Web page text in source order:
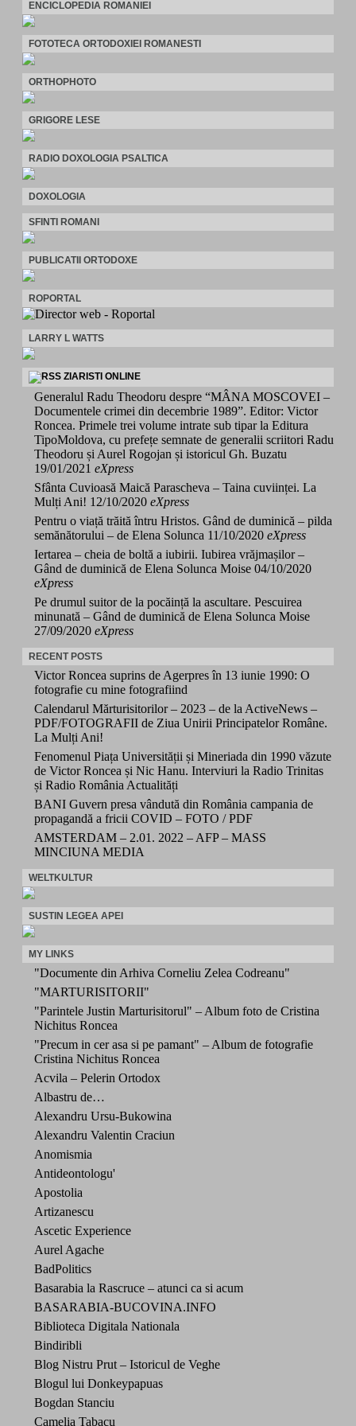
ENCICLOPEDIA ROMANIEI
FOTOTECA ORTODOXIEI ROMANESTI
ORTHOPHOTO
GRIGORE LESE
RADIO DOXOLOGIA PSALTICA
DOXOLOGIA
SFINTI ROMANI
PUBLICATII ORTODOXE
ROPORTAL
LARRY L WATTS
ZIARISTI ONLINE
Generalul Radu Theodoru despre “MÂNA MOSCOVEI –
Documentele crimei din decembrie 1989”. Editor: Victor
Roncea. Primele trei volume intrate sub tipar la Editura
TipoMoldova, cu prefețe semnate de generalii scriitori Radu
Theodoru și Aurel Rogojan și istoricul Gh. Buzatu
19/01/2021 eXpress
Sfânta Cuvioasă Maică Parascheva – Taina cuviinței. La
Mulți Ani! 12/10/2020 eXpress
Pentru o viață trăită întru Hristos. Gând de duminică – pilda
semănătorului – de Elena Solunca 11/10/2020 eXpress
Iertarea – cheia de boltă a iubirii. Iubirea vrăjmașilor –
Gând de duminică de Elena Solunca Moise 04/10/2020
eXpress
Pe drumul suitor de la pocăință la ascultare. Pescuirea
minunată – Gând de duminică de Elena Solunca Moise
27/09/2020 eXpress
RECENT POSTS
Victor Roncea suprins de Agerpres în 13 iunie 1990: O
fotografie cu mine fotografiind
Calendarul Mărturisitorilor – 2023 – de la ActiveNews –
PDF/FOTOGRAFII de Ziua Unirii Principatelor Române.
La Mulți Ani!
Fenomenul Piața Universității și Mineriada din 1990 văzute
de Victor Roncea și Nic Hanu. Interviuri la Radio Trinitas
și Radio România Actualități
BANI Guvern presa vândută din România campania de
propagandă a fricii COVID – FOTO / PDF
AMSTERDAM – 2.01. 2022 – AFP – MASS
MINCIUNA MEDIA
WELTKULTUR
SUSTIN LEGEA APEI
MY LINKS
"Documente din Arhiva Corneliu Zelea Codreanu"
"MARTURISITORII"
"Parintele Justin Marturisitorul" – Album foto de Cristina
Nichitus Roncea
"Precum in cer asa si pe pamant" – Album de fotografie
Cristina Nichitus Roncea
Acvila – Pelerin Ortodox
Albastru de…
Alexandru Ursu-Bukowina
Alexandru Valentin Craciun
Anomismia
Antideontologu'
Apostolia
Artizanescu
Ascetic Experience
Aurel Agache
BadPolitics
Basarabia la Rascruce – atunci ca si acum
BASARABIA-BUCOVINA.INFO
Biblioteca Digitala Nationala
Bindiribli
Blog Nistru Prut – Istoricul de Veghe
Blogul lui Donkeypapuas
Bogdan Stanciu
Camelia Tabacu